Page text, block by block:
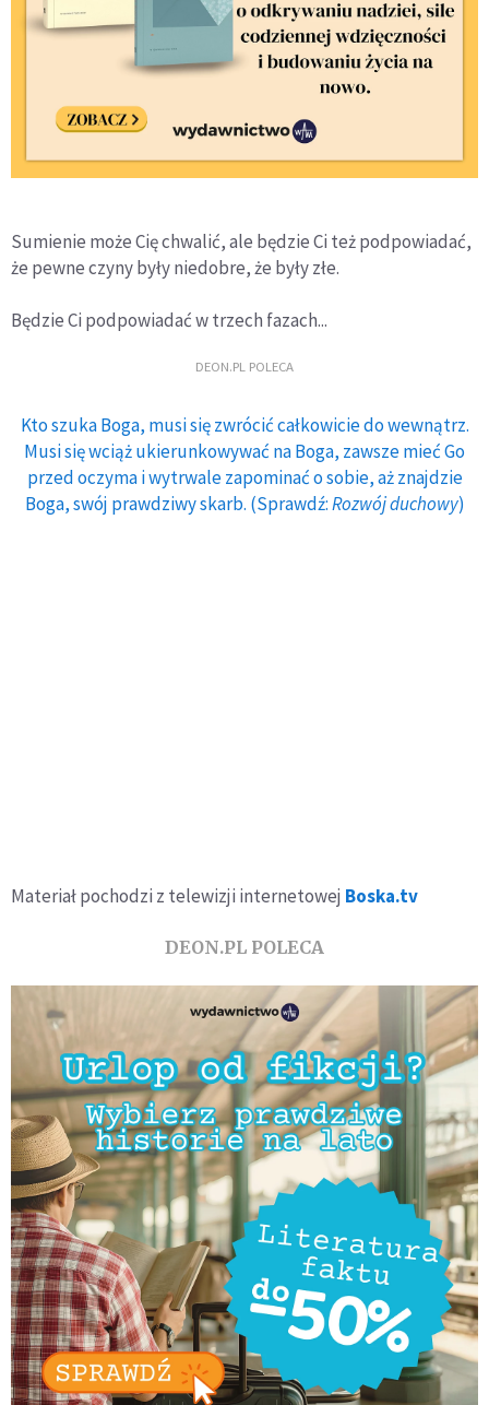
Sumienie może Cię chwalić, ale będzie Ci też podpowiadać,
że pewne czyny były niedobre, że były złe.
Będzie Ci podpowiadać w trzech fazach...
DEON.PL POLECA
Kto szuka Boga, musi się zwrócić całkowicie do wewnątrz.
Musi się wciąż ukierunkowywać na Boga, zawsze mieć Go
przed oczyma i wytrwale zapominać o sobie, aż znajdzie
Boga, swój prawdziwy skarb. (Sprawdź:Rozwój duchowy)
Materiał pochodzi z telewizji internetowej Boska.tv
DEON.PL POLECA